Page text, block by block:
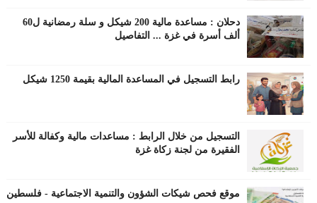
دحلان : مساعدة مالية 200 شيكل و سلة رمضانية ل60
ألف أسرة في غزة ... التفاصيل
رابط التسجيل في المساعدة المالية بقيمة 1250 شيكل
التسجيل من خلال الرابط : مساعدات مالية وكفالة للأسر
الفقيرة من لجنة زكاة غزة
موقع فحص شيكات الشؤون والتنمية الاجتماعية - فلسطين